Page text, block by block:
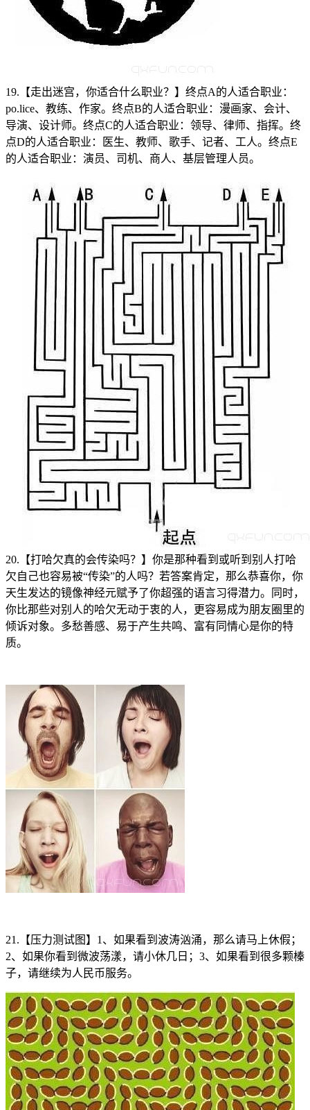
19.【走出迷宫，你适合什么职业？】终点A的人适合职业：
po.lice、教练、作家。终点B的人适合职业：漫画家、会计、
导演、设计师。终点C的人适合职业：领导、律师、指挥。终
点D的人适合职业：医生、教师、歌手、记者、工人。终点E
的人适合职业：演员、司机、商人、基层管理人员。
20.【打哈欠真的会传染吗？】你是那种看到或听到别人打哈
欠自己也容易被“传染”的人吗？若答案肯定，那么恭喜你，你
天生发达的镜像神经元赋予了你超强的语言习得潜力。同时，
你比那些对别人的哈欠无动于衷的人，更容易成为朋友圈里的
倾诉对象。多愁善感、易于产生共鸣、富有同情心是你的特
质。
21.【压力测试图】1、如果看到波涛汹涌，那么请马上休假；
2、如果你看到微波荡漾，请小休几日；3、如果看到很多颗榛
子，请继续为人民币服务。